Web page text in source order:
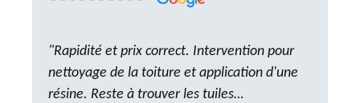
"Rapidité et prix correct. Intervention pour
nettoyage de la toiture et application d'une
résine. Reste à trouver les tuiles